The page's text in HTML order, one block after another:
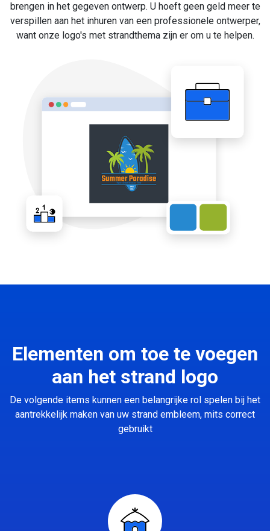
brengen in het gegeven ontwerp. U hoeft geen geld meer te
verspillen aan het inhuren van een professionele ontwerper,
want onze logo's met strandthema zijn er om u te helpen.
Elementen om toe te voegen
aan het strand logo
De volgende items kunnen een belangrijke rol spelen bij het
aantrekkelijk maken van uw strand embleem, mits correct
gebruikt